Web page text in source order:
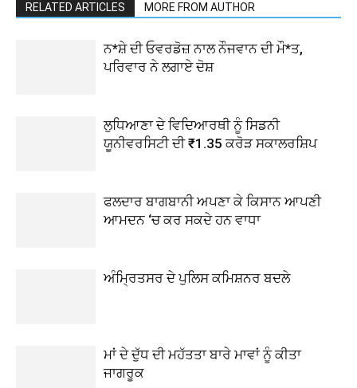
RELATED ARTICLES MORE FROM AUTHOR
ਨ*ਸ਼ੇ ਦੀ ਓਵਰਡੋਜ਼ ਨਾਲ ਨੌਜਵਾਨ ਦੀ ਮੌ*ਤ,
ਪਰਿਵਾਰ ਨੇ ਲਗਾਏ ਦੋਸ਼
ਲੁਧਿਆਣਾ ਦੇ ਵਿਦਿਆਰਥੀ ਨੂੰ ਸਿਡਨੀ
ਯੂਨੀਵਰਸਿਟੀ ਦੀ ₹1.35 ਕਰੋੜ ਸਕਾਲਰਸ਼ਿਪ
ਫਲਦਾਰ ਬਾਗਬਾਨੀ ਅਪਣਾ ਕੇ ਕਿਸਾਨ ਆਪਣੀ
ਆਮਦਨ ‘ਚ ਕਰ ਸਕਦੇ ਹਨ ਵਾਧਾ
ਅੰਮ੍ਰਿਤਸਰ ਦੇ ਪੁਲਿਸ ਕਮਿਸ਼ਨਰ ਬਦਲੇ
ਮਾਂ ਦੇ ਦੁੱਧ ਦੀ ਮਹੱਤਤਾ ਬਾਰੇ ਮਾਵਾਂ ਨੂੰ ਕੀਤਾ
ਜਾਗਰੂਕ